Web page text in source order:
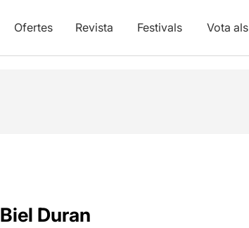
Ofertes Revista Festivals Vota
Biel Duran